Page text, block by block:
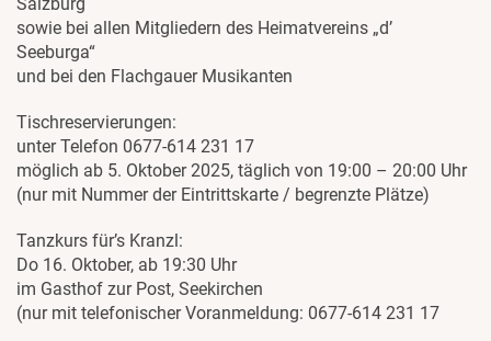
sowie bei allen Mitgliedern des Heimatvereins „d’
Seeburga“
und bei den Flachgauer Musikanten
Tischreservierungen:
unter Telefon 0677-614 231 17
möglich ab 5. Oktober 2025, täglich von 19:00 – 20:00 Uhr
(nur mit Nummer der Eintrittskarte / begrenzte Plätze)
Tanzkurs für’s Kranzl:
Do 16. Oktober, ab 19:30 Uhr
im Gasthof zur Post, Seekirchen
(nur mit telefonischer Voranmeldung: 0677-614 231 17